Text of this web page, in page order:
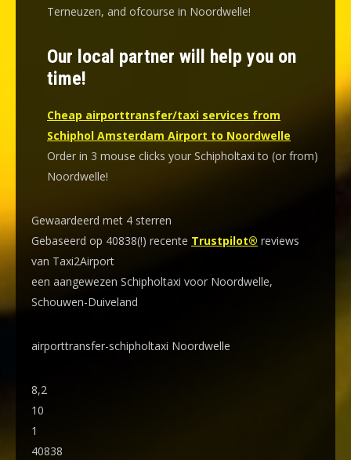
Terneuzen, and ofcourse in Noordwelle!
Our local partner will help you on
time!
Cheap airporttransfer/taxi services from
Schiphol Amsterdam Airport to Noordwelle
Order in 3 mouse clicks your Schipholtaxi to (or from)
Noordwelle!
Gewaardeerd met 4 sterren
Gebaseerd op 40838(!) recente Trustpilot® reviews
van Taxi2Airport
een aangewezen Schipholtaxi voor Noordwelle,
Schouwen-Duiveland
airporttransfer-schipholtaxi Noordwelle
8,2
10
1
40838